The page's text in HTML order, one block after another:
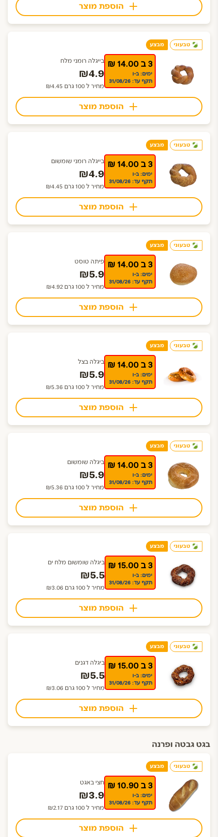
הוספת מוצר
טבעוני מבצע
3 ב 14.00 ₪
ימים: ב-ו
תקף עד: 31/08/26
בייגלה רומני מלח
₪4.9
מחיר ל 100 גרם ₪4.45
הוספת מוצר
טבעוני מבצע
3 ב 14.00 ₪
ימים: ב-ו
תקף עד: 31/08/26
בייגלה רומני שומשום
₪4.9
מחיר ל 100 גרם ₪4.45
הוספת מוצר
טבעוני מבצע
3 ב 14.00 ₪
ימים: ב-ו
תקף עד: 31/08/26
פיתה טוסט
₪5.9
מחיר ל 100 גרם ₪4.92
הוספת מוצר
טבעוני מבצע
3 ב 14.00 ₪
ימים: ב-ו
תקף עד: 31/08/26
ביגלה בצל
₪5.9
מחיר ל 100 גרם ₪5.36
הוספת מוצר
טבעוני מבצע
3 ב 14.00 ₪
ימים: ב-ו
תקף עד: 31/08/26
ביגלה שומשום
₪5.9
מחיר ל 100 גרם ₪5.36
הוספת מוצר
טבעוני מבצע
3 ב 15.00 ₪
ימים: ב-ו
תקף עד: 31/08/26
ביגלה שומשום מלח ים
₪5.5
מחיר ל 100 גרם ₪3.06
הוספת מוצר
טבעוני מבצע
3 ב 15.00 ₪
ימים: ב-ו
תקף עד: 31/08/26
ביגלה דגנים
₪5.5
מחיר ל 100 גרם ₪3.06
הוספת מוצר
בגט גבטה ופרנה
טבעוני מבצע
3 ב 10.90 ₪
ימים: ב-ו
תקף עד: 31/08/26
חצי באגט
₪3.9
מחיר ל 100 גרם ₪2.17
הוספת מוצר